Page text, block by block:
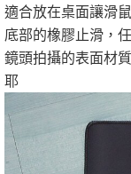
適合放在桌面讓滑
底部的橡膠止滑，
鏡頭拍攝的表面材
耶